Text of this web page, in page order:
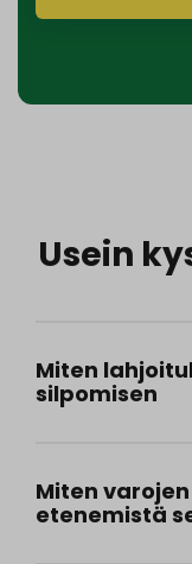
Usein
Miten
silpomisen
Miten
etenemistä